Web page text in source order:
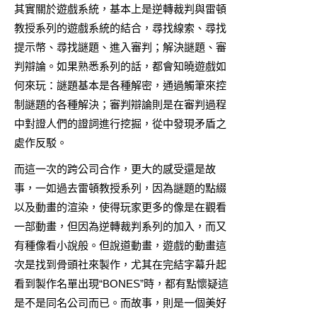
其實關於遊戲系統，基本上是逆轉裁判與雷頓
教授系列的遊戲系統的結合，尋找線索、尋找
提示幣、尋找謎題、進入審判；解決謎題、審
判辯論。如果熟悉系列的話，都會知曉遊戲如
何來玩：謎題基本是各種解密，通過觸筆來控
制謎題的各種解決；審判辯論則是在審判過程
中對證人們的證詞進行挖掘，從中發現矛盾之
處作反駁。
而這一次的跨公司合作，更大的感受還是故
事，一如過去雷頓教授系列，因為謎題的點綴
以及動畫的渲染，使得玩家更多的像是在觀看
一部動畫，但因為逆轉裁判系列的加入，而又
有種像看小說般。但說道動畫，遊戲的動畫這
次是找到骨頭社來製作，尤其在完結字幕升起
看到製作名單出現“BONES”時，都有點懷疑這
是不是同名公司而已。而故事，則是一個美好